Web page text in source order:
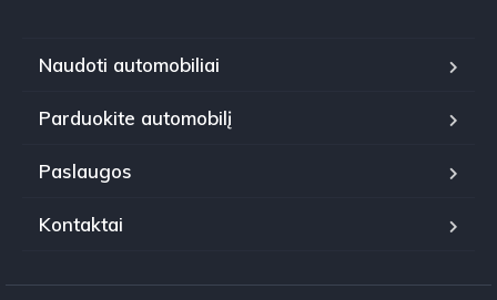
Naudoti automobiliai
Parduokite automobilį
Paslaugos
Kontaktai